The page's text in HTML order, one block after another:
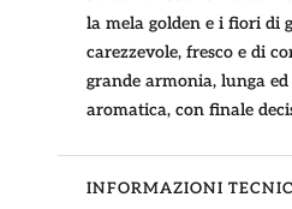
la mela golden e i fiori di
carezzevole, fresco e di
grande armonia, lunga
aromatica, con finale
INFORMAZIONI